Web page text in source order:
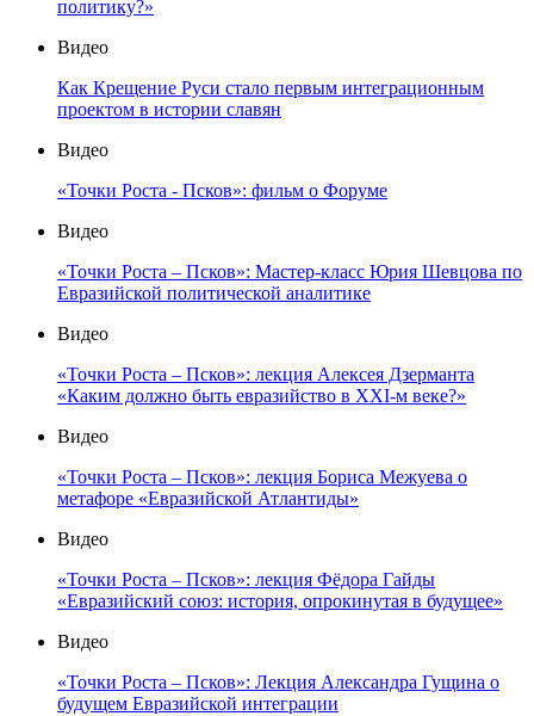
политику?»
Видео
Как Крещение Руси стало первым интеграционным
проектом в истории славян
Видео
«Точки Роста - Псков»: фильм о Форуме
Видео
«Точки Роста – Псков»: Мастер-класс Юрия Шевцова по
Евразийской политической аналитике
Видео
«Точки Роста – Псков»: лекция Алексея Дзерманта
«Каким должно быть евразийство в XXI-м веке?»
Видео
«Точки Роста – Псков»: лекция Бориса Межуева о
метафоре «Евразийской Атлантиды»
Видео
«Точки Роста – Псков»: лекция Фёдора Гайды
«Евразийский союз: история, опрокинутая в будущее»
Видео
«Точки Роста – Псков»: Лекция Александра Гущина о
будущем Евразийской интеграции